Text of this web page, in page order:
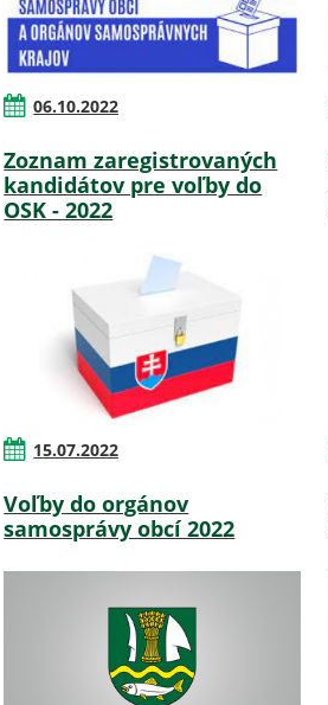
06.10.2022
Zoznam zaregistrovaných
kandidátov pre voľby do
OSK - 2022
15.07.2022
Voľby do orgánov
samosprávy obcí 2022